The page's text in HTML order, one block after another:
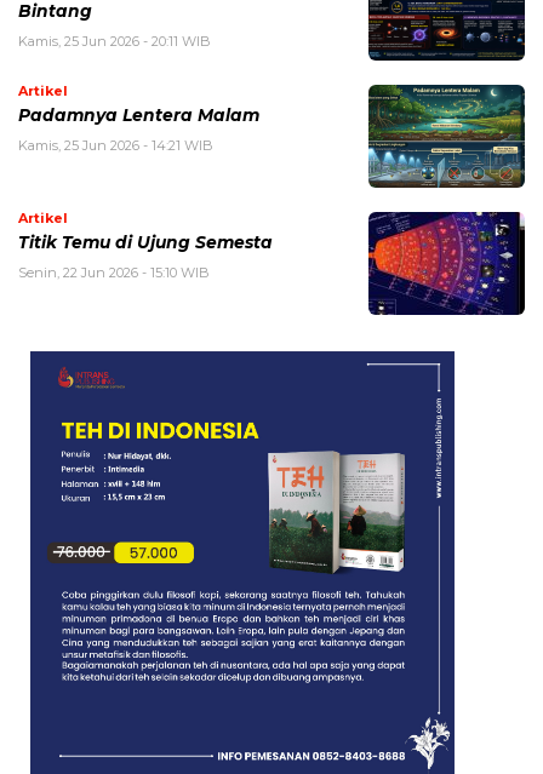
Bintang
Kamis, 25 Jun 2026 - 20:11 WIB
Artikel
Padamnya Lentera Malam
Kamis, 25 Jun 2026 - 14:21 WIB
Artikel
Titik Temu di Ujung Semesta
Senin, 22 Jun 2026 - 15:10 WIB